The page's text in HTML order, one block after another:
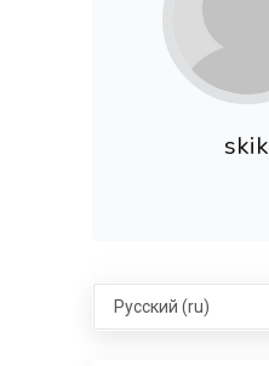
skik
Select language